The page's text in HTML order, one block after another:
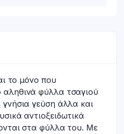
το μόνο που
αληθινά φύλλα τσαγιού
γνήσια γεύση άλλα και
αντιοξειδωτικά
στα φύλλα του. Με